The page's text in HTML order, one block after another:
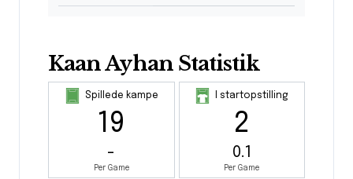
Kaan Ayhan Statistik
Spillede kampe
19
-
Per Game
I startopstilling
2
0.1
Per Game